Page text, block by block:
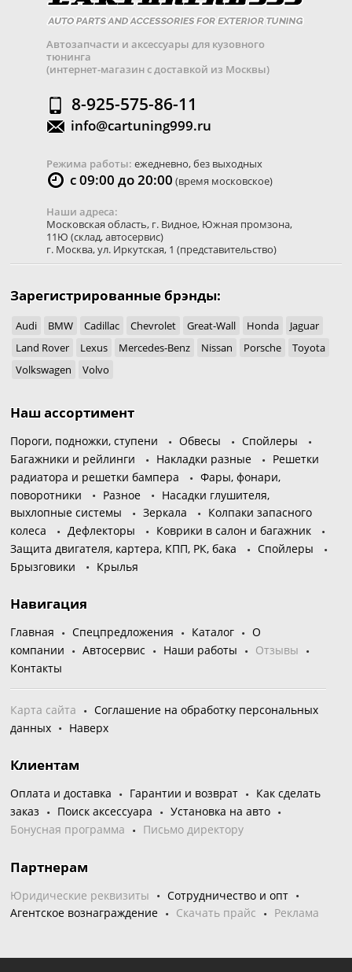
Автозапчасти и аксессуары для кузовного
тюнинга
(интернет-магазин с доставкой из Москвы)
8-925-575-86-11
info@cartuning999.ru
Режима работы: ежедневно, без выходных
с 09:00 до 20:00 (время московское)
Наши адреса:
Московская область, г. Видное, Южная промзона,
11Ю (склад, автосервис)
г. Москва,ул. Иркутская, 1 (представительство)
Зарегистрированные брэнды:
Audi BMW Cadillac Chevrolet Great-Wall Honda
Jaguar
Land Rover
Lexus Mercedes-Benz Nissan Porsche
Toyota
Volkswagen
Volvo
Наш ассортимент
Пороги, подножки, ступени Обвесы
Спойлеры
Багажники и рейлинги
Накладки разные
Решетки
радиатора и решетки бампера
Фары, фонари,
поворотники
Разное
Насадки глушителя,
выхлопные системы
Зеркала
Колпаки запасного
колеса
Дефлекторы
Коврики в салон и багажник
Защита двигателя, картера, КПП, РК, бака
Спойлеры
Брызговики
Крылья
Навигация
Главная Спецпредложения Каталог
О
компании
Автосервис Наши работы
Отзывы
Контакты
Карта сайта
Соглашение на обработку персональных
данных
Наверх
Клиентам
Оплата и доставка Гарантии и возврат
Как сделать
заказ
Поиск аксессуара
Установка на авто
Бонусная программа
Письмо директору
Партнерам
Юридические реквизиты
Сотрудничество и опт
Агентское вознаграждение
Скачать прайс Реклама